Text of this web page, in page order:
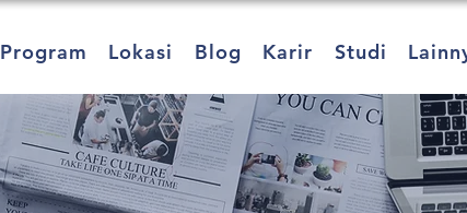
Program Lokasi Blog Karir Studi